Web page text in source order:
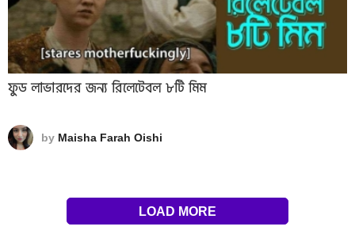
ফুড লাভারদের জন্য রিলেটেবল ৮টি মিম
by Maisha Farah Oishi
LOAD MORE